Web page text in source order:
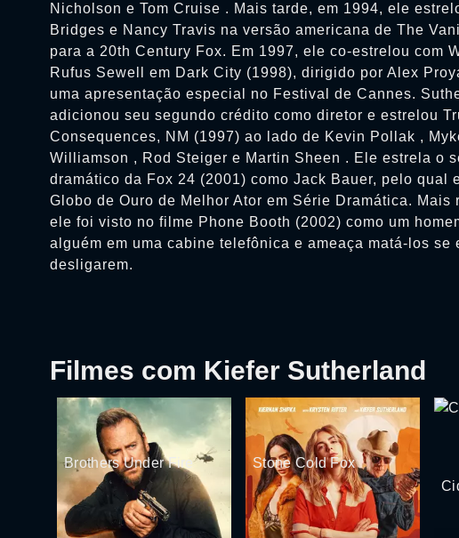
Nicholson e Tom Cruise . Mais tarde, em 1994, ele
Bridges e Nancy Travis na versão americana de The
para a 20th Century Fox. Em 1997, ele co-estrelou com
Rufus Sewell em Dark City (1998), dirigido por Alex
uma apresentação especial no Festival de Cannes.
adicionou seu segundo crédito como diretor e estrelou
Consequences, NM (1997) ao lado de Kevin Pollak ,
Williamson , Rod Steiger e Martin Sheen . Ele estrela o
dramático da Fox 24 (2001) como Jack Bauer, pelo qual
Globo de Ouro de Melhor Ator em Série Dramática. Mais
ele foi visto no filme Phone Booth (2002) como um
alguém em uma cabine telefônica e ameaça matá-los se
desligarem.
Filmes com Kiefer Sutherland
Brothers Under Fire
Stone Cold Fox